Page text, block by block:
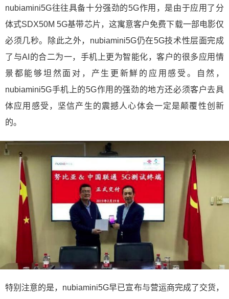
nubiamini5G往往具备十分强劲的5G作用，是由于应用了分
体式SDX50M 5G基带芯片，这寓意客户免费下载一部电影仅
必须几秒。除此之外，nubiamini5G仍在5G技术性层面完成
了与AI的合二为一，手机上更为智能化，客户的很多应用情
景都能够坦然面对，产生更新鮮的应用感受。自然，
nubiamini5G手机上的5G作用的强劲的地方还必须客户去具
体应用感受，坚信产生的震撼人心体会一定是颠覆性创新
的。
特别注意的是，nubiamini5G早已宣布与营运商完成了交货，